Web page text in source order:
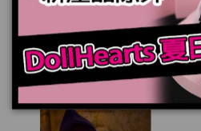
您也可能喜歡